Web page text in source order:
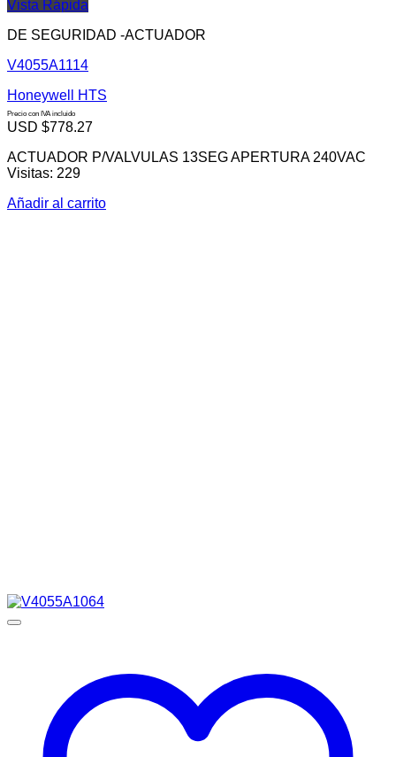
Vista Rápida
DE SEGURIDAD -ACTUADOR
V4055A1114
Honeywell HTS
Precio con IVA incluido
USD $778.27
ACTUADOR P/VALVULAS 13SEG APERTURA 240VAC
Visitas: 229
Añadir al carrito